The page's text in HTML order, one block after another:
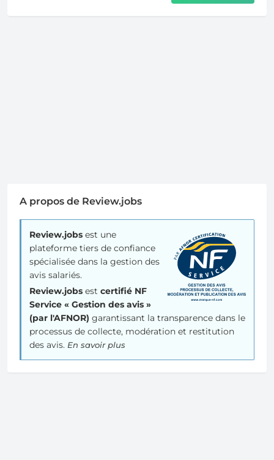
A propos de Review.jobs
Review.jobs est une
plateforme tiers de confiance
spécialisée dans la gestion des
avis salariés.
Review.jobs est certifié NF
Service « Gestion des avis »
(par l'AFNOR) garantissant la transparence dans le
processus de collecte, modération et restitution
des avis. En savoir plus